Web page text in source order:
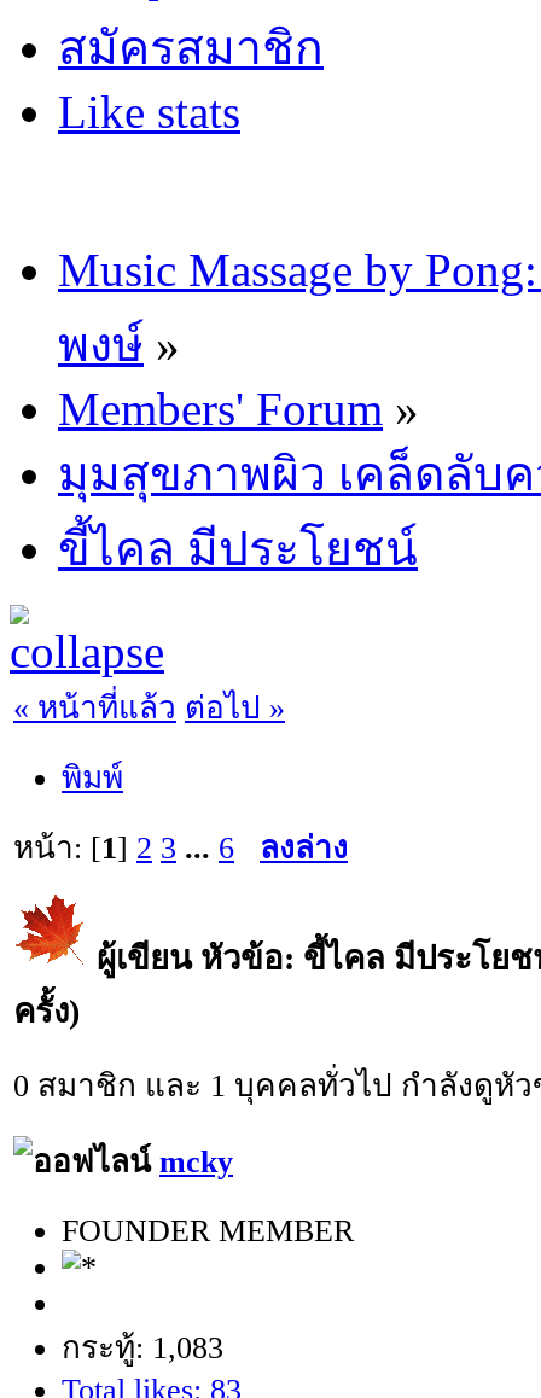
สมัครสมาชิก
Like stats
Music Massage by
พงษ์ »
Members' Forum »
มุมสุขภาพผิว เคล็ดลับ
ขี้ไคล มีประโยชน์
« หน้าที่แล้ว ต่อไป »
พิมพ์
หน้า: [1] 2 3 ... 6 ลงล่าง
ผู้เขียนหัวข้อ: ขี้ไคล มีประโยช
ครั้ง)
0 สมาชิก และ 1 บุคคลทั่วไป กำลังดูหั
mcky
FOUNDER MEMBER
กระทู้: 1,083
Total likes: 83